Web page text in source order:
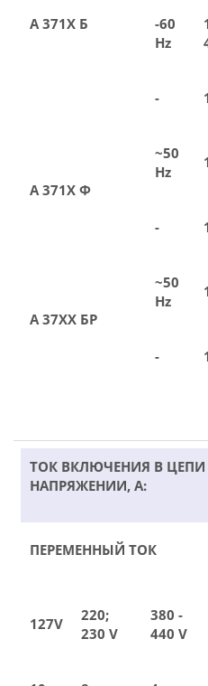
А 371Х Б
-60
Hz
-
А 371Х Ф
~50
Hz
-
А 37ХХ БР
~50
Hz
-
ТОК ВКЛЮЧЕНИЯ В
НАПРЯЖЕНИИ, А:
ПЕРЕМЕННЫЙ ТОК
127V
220;
230 V
380 -
440 V